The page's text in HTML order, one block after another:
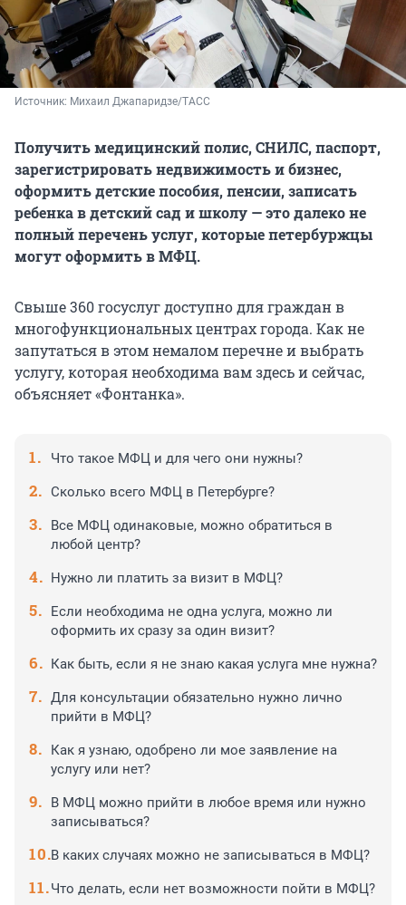
Источник: Михаил Джапаридзе/ТАСС
Получить медицинский полис, СНИЛС, паспорт,
зарегистрировать недвижимость и бизнес,
оформить детские пособия, пенсии, записать
ребенка в детский сад и школу — это далеко не
полный перечень услуг, которые петербуржцы
могут оформить в МФЦ.
Свыше 360 госуслуг доступно для граждан в
многофункциональных центрах города. Как не
запутаться в этом немалом перечне и выбрать
услугу, которая необходима вам здесь и сейчас,
объясняет «Фонтанка».
Что такое МФЦ и для чего они нужны?
Сколько всего МФЦ в Петербурге?
Все МФЦ одинаковые, можно обратиться в
любой центр?
Нужно ли платить за визит в МФЦ?
Если необходима не одна услуга, можно ли
оформить их сразу за один визит?
Как быть, если я не знаю какая услуга мне нужна?
Для консультации обязательно нужно лично
прийти в МФЦ?
Как я узнаю, одобрено ли мое заявление на
услугу или нет?
В МФЦ можно прийти в любое время или нужно
записываться?
В каких случаях можно не записываться в МФЦ?
Что делать, если нет возможности пойти в МФЦ?